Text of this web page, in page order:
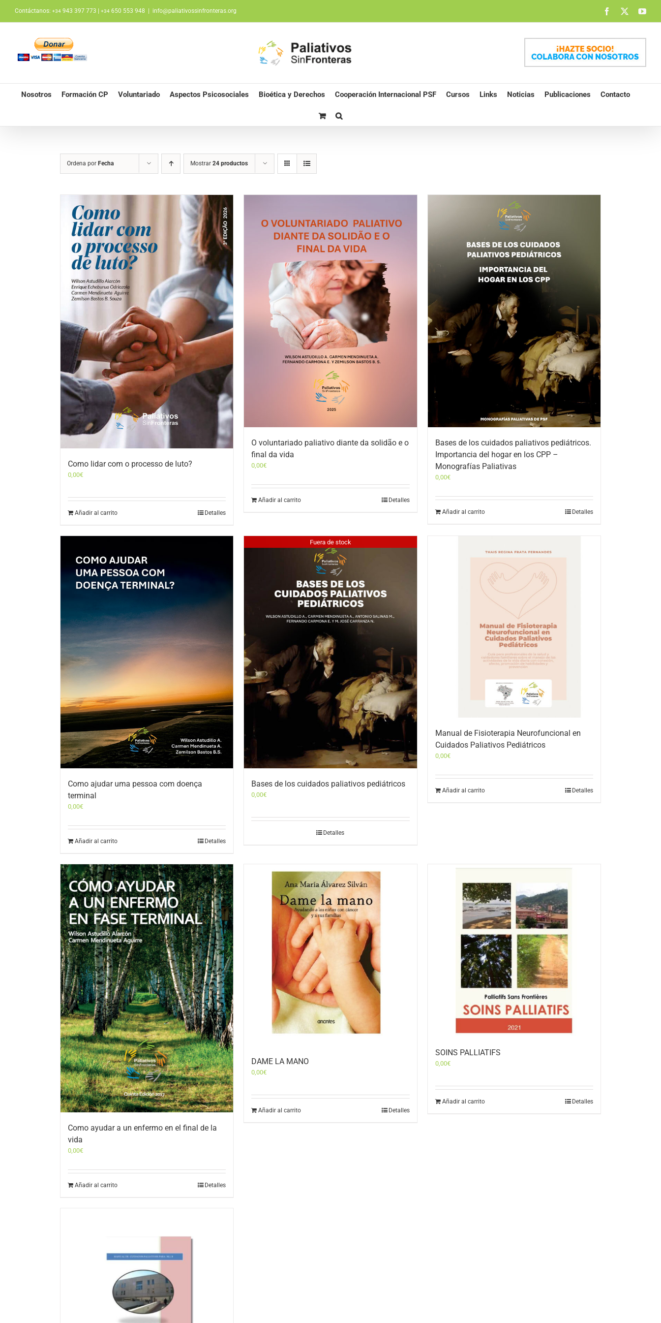
contenido
Contáctanos: +34 943 397 773 | +34 650 553 948 info@paliativossinfronteras.org Facebook
Nosotros Formación CP Voluntariado Aspectos Psicosociales Bioética y Derechos Cooperación Internacional PSF Cursos Links Noticias Publicaciones Contacto
Ordena por Fecha Mostrar 24 productos
Como lidar com o processo de luto?
0,00€
Añadir al carrito Detalles
O voluntariado paliativo diante da solidão e o
final da vida
0,00€
Añadir al carrito Detalles
Bases de los cuidados paliativos pediátricos.
Importancia del hogar en los CPP –
Monografías Paliativas
0,00€
Añadir al carrito Detalles
Como ajudar uma pessoa com doença
terminal
0,00€
Añadir al carrito Detalles
Fuera de stock
Bases de los cuidados paliativos pediátricos
0,00€
Detalles
Manual de Fisioterapia Neurofuncional en
Cuidados Paliativos Pediátricos
0,00€
Añadir al carrito Detalles
Como ayudar a un enfermo en el final de la
vida
0,00€
Añadir al carrito Detalles
DAME LA MANO
0,00€
Añadir al carrito Detalles
SOINS PALLIATIFS
0,00€
Añadir al carrito Detalles